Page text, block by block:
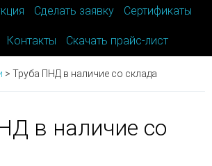
Сделать заявку Сертификаты
Контакты Скачать прайс-лист
> Труба ПНД в наличие со склада
в наличие со